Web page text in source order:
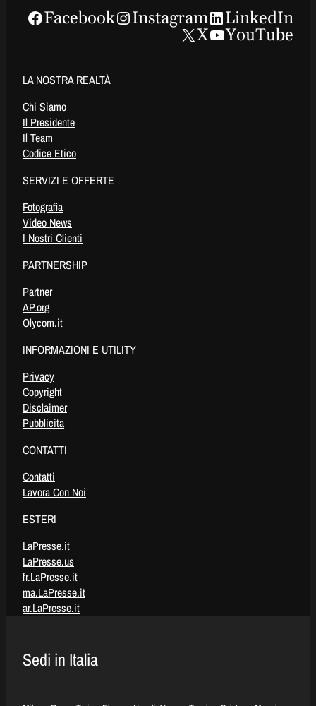
Facebook Instagram
LinkedIn
X
YouTube
LA NOSTRA REALTÀ
Chi Siamo
Il Presidente
Il Team
Codice Etico
SERVIZI E OFFERTE
Fotografia
Video News
I Nostri Clienti
PARTNERSHIP
Partner
AP.org
Olycom.it
INFORMAZIONI E UTILITY
Privacy
Copyright
Disclaimer
Pubblicita
CONTATTI
Contatti
Lavora Con Noi
ESTERI
LaPresse.it
LaPresse.us
fr.LaPresse.it
ma.LaPresse.it
ar.LaPresse.it
Sedi in Italia